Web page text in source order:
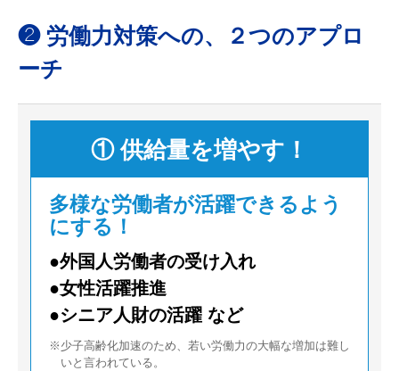
❷ 労働力対策への、２つのアプロ
ーチ
① 供給量を増やす！
多様な労働者が活躍できるよう
にする！
●外国人労働者の受け入れ
●女性活躍推進
●シニア人財の活躍 など
※少子高齢化加速のため、若い労働力の大幅な増加は難し
いと言われている。